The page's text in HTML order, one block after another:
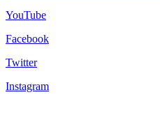
YouTube
Facebook
Twitter
Instagram